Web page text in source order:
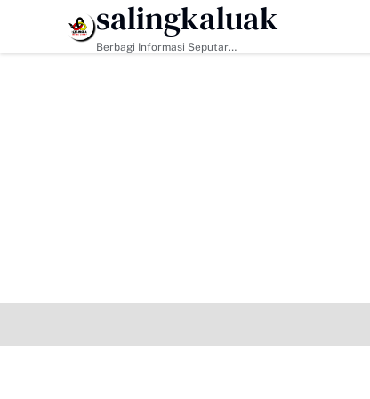
HEADLINE
salingkaluak
Berbagi Informasi Seputar